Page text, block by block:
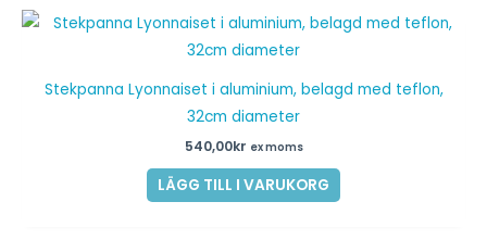
Stekpanna Lyonnaiset i aluminium, belagd med teflon,
32cm diameter
540,00kr ex moms
LÄGG TILL I VARUKORG